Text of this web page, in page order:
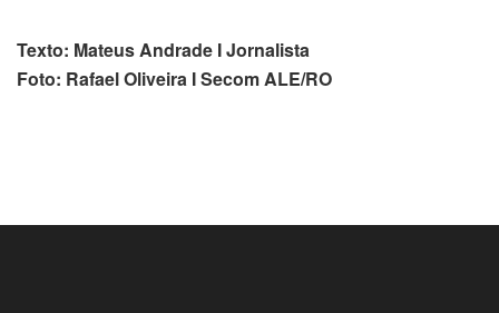
Texto: Mateus Andrade I Jornalista
Foto: Rafael Oliveira I Secom ALE/RO